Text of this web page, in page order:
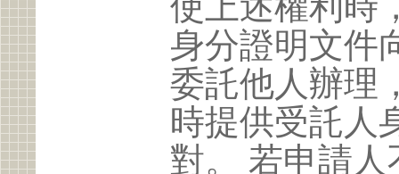
身分證明文件
委託他人辦理
時提供受託人
對。 若申請